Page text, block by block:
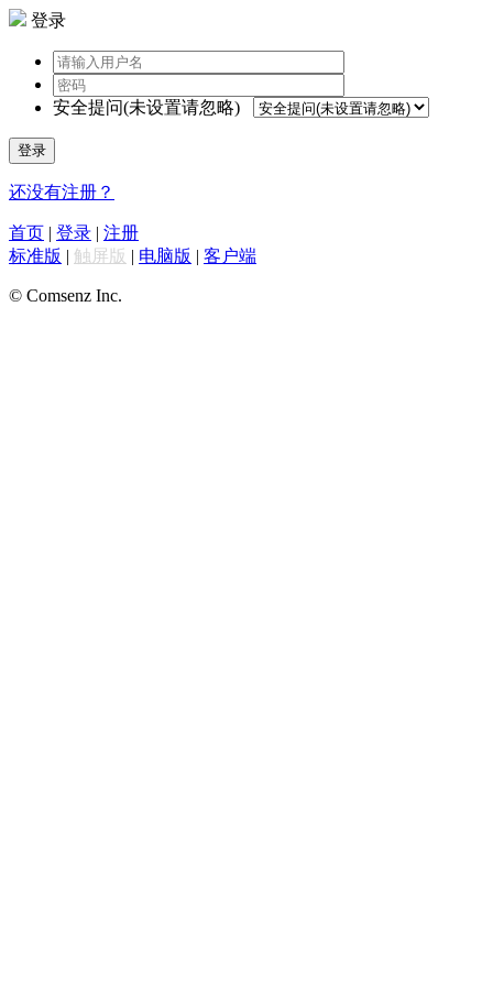
登录
安全提问(未设置请忽略)
登录
还没有注册？
首页 | 登录 | 注册
标准版 | 触屏版 | 电脑版 | 客户端
© Comsenz Inc.